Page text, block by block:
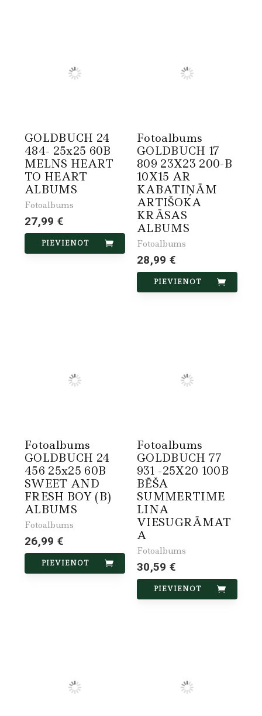
GOLDBUCH 24
484- 25x25 60B
MELNS HEART
TO HEART
ALBUMS
Fotoalbums
27,99 €
PIEVIENOT
Fotoalbums
GOLDBUCH 17
809 23X23 200-B
10X15 AR
KABATIŅĀM
ARTIŠOKA
KRĀSAS
ALBUMS
Fotoalbums
28,99 €
PIEVIENOT
Fotoalbums
GOLDBUCH 24
456 25x25 60B
SWEET AND
FRESH BOY (B)
ALBUMS
Fotoalbums
26,99 €
PIEVIENOT
Fotoalbums
GOLDBUCH 77
931 -25X20 100B
BĒŠA
SUMMERTIME
LINA
VIESUGRĀMAT
A
Fotoalbums
30,59 €
PIEVIENOT